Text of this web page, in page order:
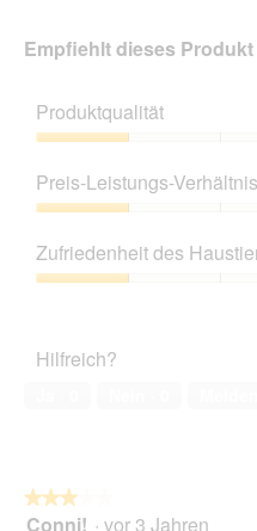
Empfiehlt dieses Produkt
Produktqualität
1
von
5
Preis-Leistungs-Verhältnis
Leistungs-
Verhältnis,
1
Zufriedenheit des
1
Hilfreich?
★★★★★
★★★★★
3
Conni! · vor 3 Jahren